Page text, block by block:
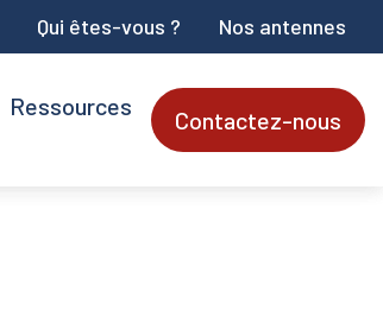
Qui êtes-vous ? Nos antennes
Ressources Contactez-nous